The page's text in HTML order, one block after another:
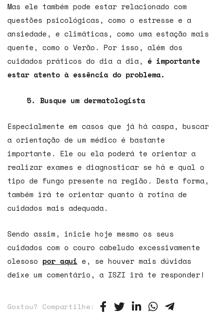
Mas ele também pode estar relacionado com
questões psicológicas, como o estresse e a
ansiedade, e climáticas, como uma estação mais
quente, como o Verão. Por isso, além dos
cuidados práticos do dia a dia, é importante
estar atento à essência do problema.
5. Busque um dermatologista
Especialmente em casos que já há caspa, buscar
a orientação de um médico é bastante
importante. Ele ou ela poderá te orientar a
realizar exames e diagnosticar se há e qual o
tipo de fungo presente na região. Desta forma,
também irá te orientar quanto à rotina de
cuidados mais adequada.
Sendo assim, inicie hoje mesmo os seus
cuidados com o couro cabeludo excessivamente
olesoso por aqui e, se houver mais dúvidas
deixe um comentário, a ISZI irá te responder!
Gostou? Compartilhe: